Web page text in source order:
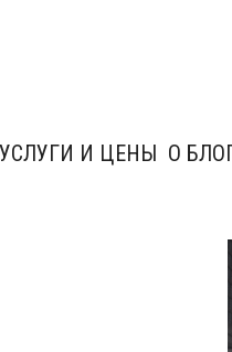
И ЦЕНЫ О